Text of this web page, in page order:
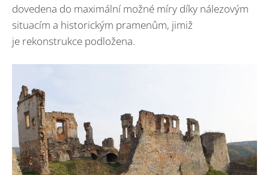
dovedena do maximální možné míry díky nálezovým
situacím a historickým pramenům, jimiž
je rekonstrukce podložena.